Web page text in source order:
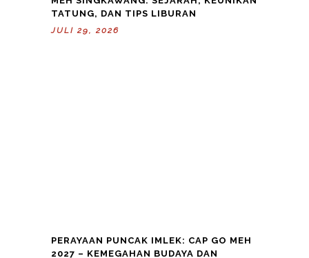
TATUNG, DAN TIPS LIBURAN
JULI 29, 2026
PERAYAAN PUNCAK IMLEK: CAP GO MEH
2027 – KEMEGAHAN BUDAYA DAN